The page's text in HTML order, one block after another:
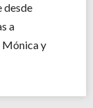
desde
a
Mónica y